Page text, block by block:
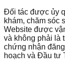
Đối tác được ủy
khám, chăm sóc
Website được
và không phải là
chứng nhận
hoạch và Đầu tư